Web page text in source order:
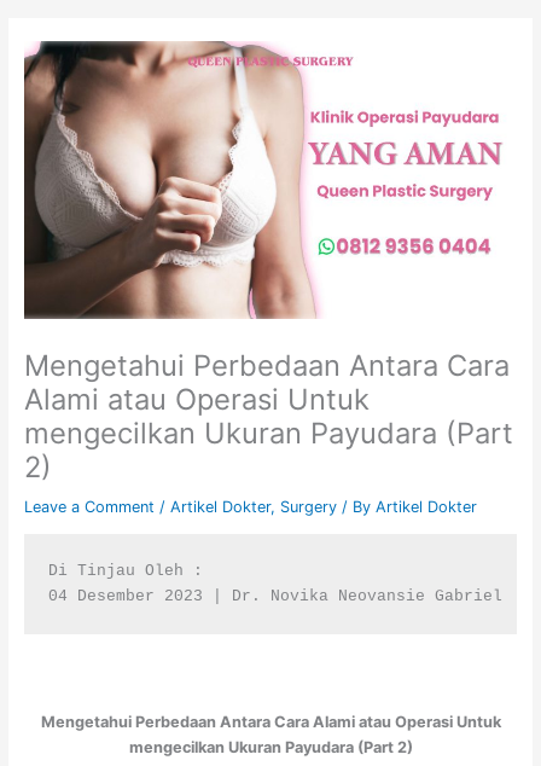
Mengetahui Perbedaan Antara Cara
Alami atau Operasi Untuk
mengecilkan Ukuran Payudara (Part
2)
Leave a Comment / Artikel Dokter, Surgery/ By Artikel Dokter
Di Tinjau Oleh :
04 Desember 2023 | Dr. Novika Neovansie Gabriel
Mengetahui Perbedaan Antara Cara Alami atau Operasi Untuk
mengecilkan Ukuran Payudara (Part 2)